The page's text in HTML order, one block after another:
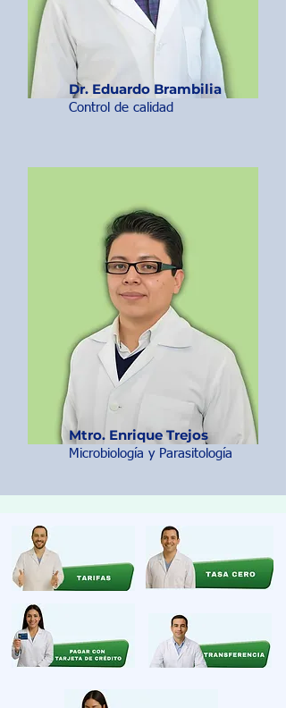
Dr. Eduardo Brambilia
Control de calidad
Mtro. Enrique Trejos
Microbiología y Parasitología